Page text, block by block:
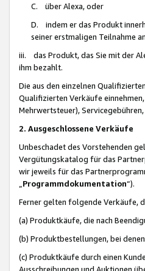
C. über Alexa, oder
D. indem er das Produkt
seiner erstmaligen Teilnahme
iii. das Produkt, das Sie mit der
ihm bezahlt.
Die aus den einzelnen
Qualifizierten Verkäufe
Mehrwertsteuer),
2. Ausgeschlossene Verkäufe
Unbeschadet des Vorstehenden
Vergütungskatalog für das
wir jeweils für das
Programmdokumentation“).
Ferner gelten folgende Verkäufe,
(a) Produktkäufe, die nach
(b) Produktbestellungen, bei
(c) Produktkäufe durch einen
Ausschreibungen und Auktionen